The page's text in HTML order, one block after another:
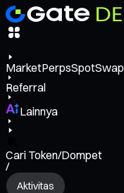
MarketPerpsSpotSwap
Referral
Lainnya
Cari Token/Dompet
/
Aktivitas